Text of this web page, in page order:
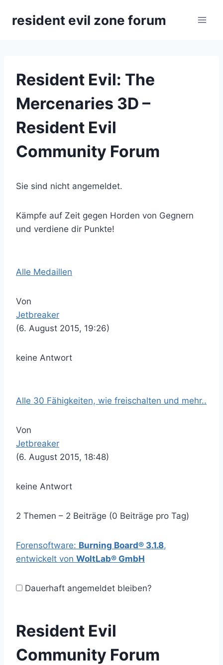
Inhaltresident evil zone forum
Resident Evil: The
Mercenaries 3D –
Resident Evil
Community Forum
Sie sind nicht angemeldet.
Kämpfe auf Zeit gegen Horden von Gegnern
und verdiene dir Punkte!
Alle Medaillen
Von
Jetbreaker
(6. August 2015, 19:26)
keine Antwort
Alle 30 Fähigkeiten, wie freischalten und mehr..
Von
Jetbreaker
(6. August 2015, 18:48)
keine Antwort
2 Themen – 2 Beiträge (0 Beiträge pro Tag)
Forensoftware: Burning Board® 3.1.8,
entwickelt von WoltLab® GmbH
Dauerhaft angemeldet bleiben?
Resident Evil
Community Forum